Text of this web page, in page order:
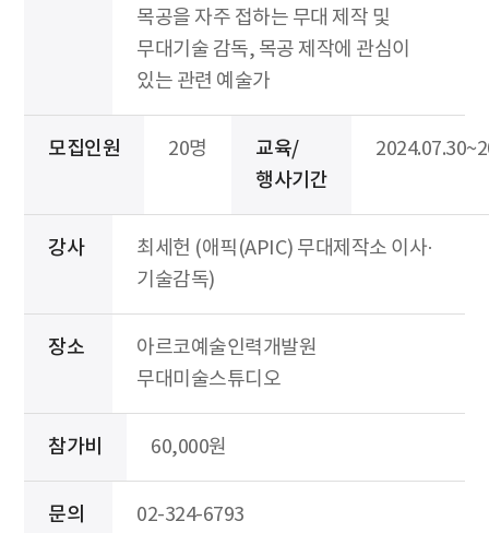
목공을 자주 접하는 무대 제작 및
무대기술 감독, 목공 제작에 관심이
있는 관련 예술가
모집인원 20명
교육/
행사기간
강사
최세헌 (애픽(APIC) 무대제작소 이사·
기술감독)
장소
아르코예술인력개발원
무대미술스튜디오
참가비 60,000원
문의 02-324-6793